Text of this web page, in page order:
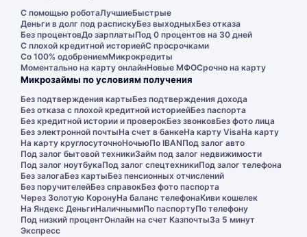
С помощью роботаЛучшиеБыстрые
Деньги в долг под распискуБез выходныхБез отказа
Без процентовДо зарплатыПод 0 процентов на 30 дней
С плохой кредитной историейС просрочками
Со 100% одобрениемМикрокредиты
Моментально на карту онлайнНовые МФОСрочно на карту
Микрозаймы по условиям получения
Без подтверждения картыБез подтверждения дохода
Без отказа с плохой кредитной историейБез паспорта
Без кредитной истории и проверокБез звонковБез фото лица
Без электронной почтыНа счет в банкеНа карту VisaНа карту
На карту круглосуточноНочьюПо IBANПод залог авто
Под залог бытовой техникиЗайм под залог недвижимости
Под залог ноутбукаПод залог спецтехникиПод залог телефона
Без залогаБез картыБез пенсионных отчислений
Без поручителейБез справокБез фото паспорта
Через Золотую КоронуНа баланс телефонаКиви кошелек
На Яндекс ДеньгиНаличнымиПо паспортуПо телефону
Под низкий процентОнлайн на счет КазпочтыЗа 5 минут
Экспресс